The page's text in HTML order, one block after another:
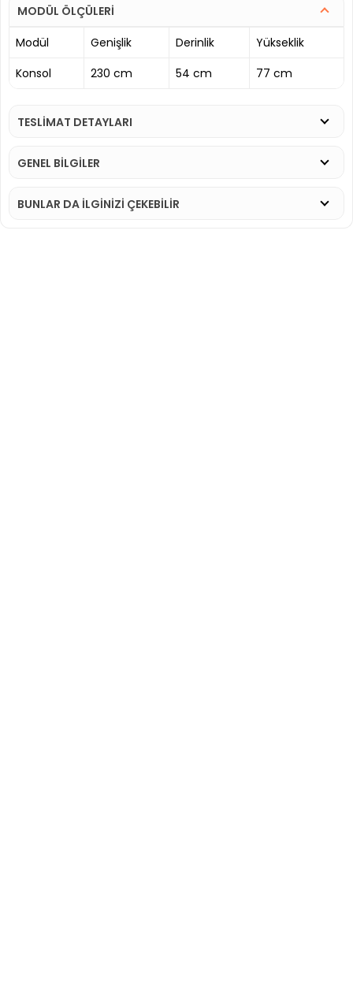
MODÜL ÖLÇÜLERİ
Modül
Genişlik Derinlik
Yükseklik
Konsol
230 cm 54 cm 77 cm
TESLİMAT DETAYLARI
GENEL BİLGİLER
BUNLAR DA İLGINIZI ÇEKEBILIR